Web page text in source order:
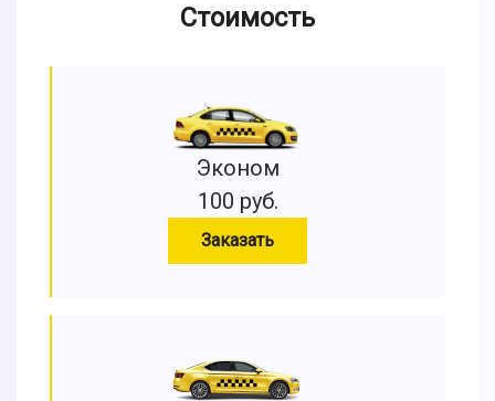
Стоимость
Эконом
100 руб.
Заказать